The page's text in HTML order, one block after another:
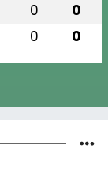
0 0
0 0